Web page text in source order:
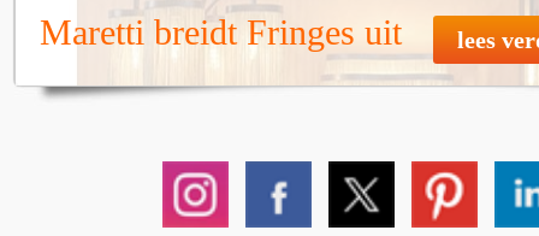
Maretti breidt Fringes uit lees